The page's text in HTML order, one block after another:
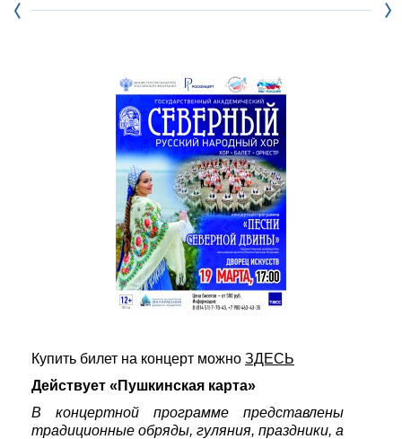
Купить билет на концерт можно ЗДЕСЬ
Действует «Пушкинская карта»
В концертной программе представлены
традиционные обряды, гуляния, праздники, а